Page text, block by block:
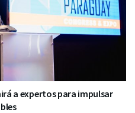
a expertos para impulsar